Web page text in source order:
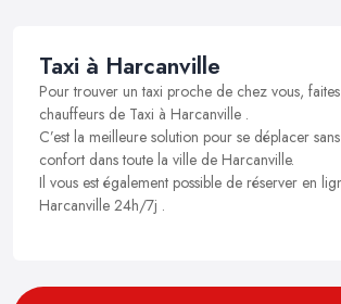
Taxi à Harcanville
Pour trouver un taxi proche de chez vous,
chauffeurs de Taxi à Harcanville .
C’est la meilleure solution pour se déplacer
confort dans toute la ville de Harcanville.
Il vous est également possible de réserver en
Harcanville 24h/7j .